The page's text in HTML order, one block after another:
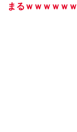
まるｗｗｗｗｗｗ